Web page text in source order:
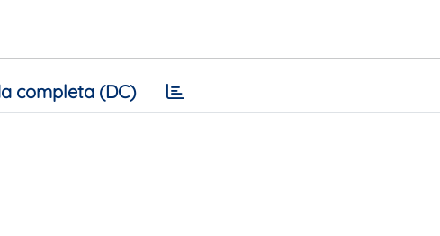
completa (DC)